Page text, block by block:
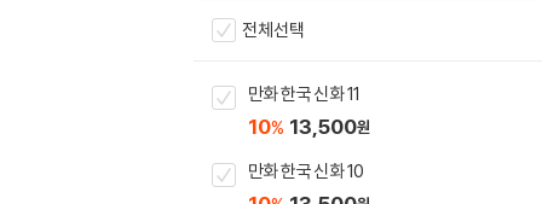
전체선택
만화 한국 신화 11
10% 13,500원
만화 한국 신화 10